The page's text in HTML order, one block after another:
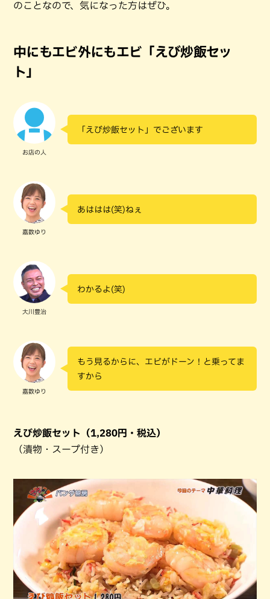
のことなので、気になった方はぜひ。
中にもエビ外にもエビ「えび炒飯セッ
ト」
お店の人
「えび炒飯セット」でございます
嘉数ゆり
あははは(笑)ねぇ
大川豊治
わかるよ(笑)
嘉数ゆり
もう見るからに、エビがドーン！と乗ってま
すから
えび炒飯セット（1,280円・税込）
（漬物・スープ付き）